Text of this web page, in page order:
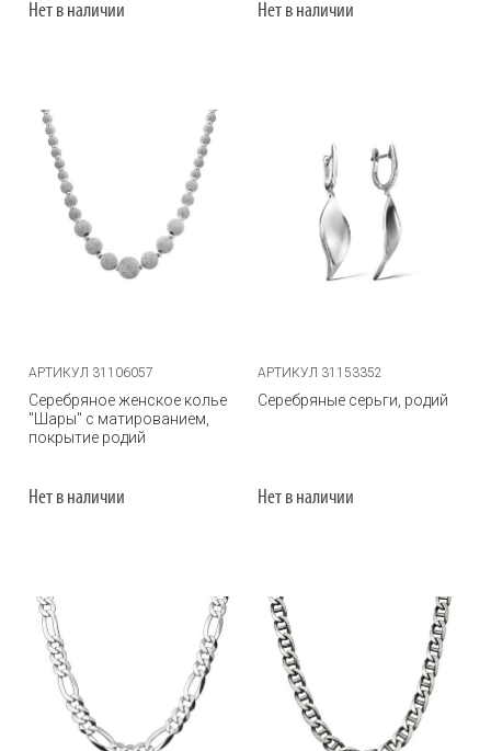
Нет в наличии Нет в наличии
АРТИКУЛ 31106057
Серебряное женское колье
"Шары" с матированием,
покрытие родий
Нет в наличии
АРТИКУЛ 31153352
Серебряные серьги, родий
Нет в наличии